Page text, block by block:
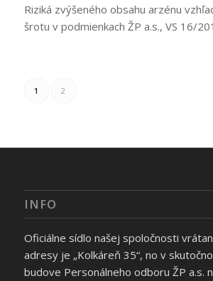
Riziká zvýšeného obsahu arzénu
šrotu v podmienkach ŽP a.s., VS 16/
1 2
INFO
Oficiálne sídlo našej spoločnosti
adresy je „Kolkáreň 35“, no v
budove Personálneho odboru ŽP a.s.